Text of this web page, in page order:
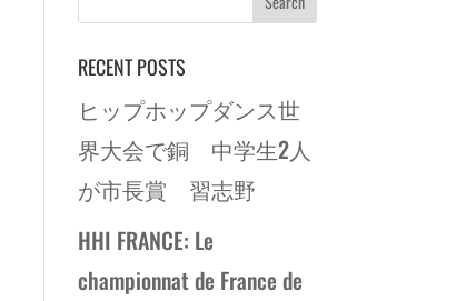
RECENT POSTS
ヒップホップダンス世
界大会で銅 中学生2人
が市長賞 習志野
HHI FRANCE: Le
championnat de France de